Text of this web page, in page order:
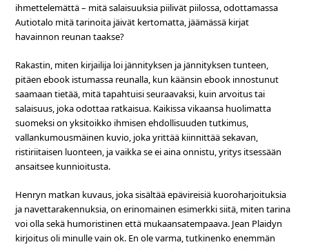
ihmettelemättä – mitä salaisuuksia piilivät piilossa, odottamassa
Autiotalo mitä tarinoita jäivät kertomatta, jäämässä kirjat
havainnon reunan taakse?
Rakastin, miten kirjailija loi jännityksen ja jännityksen tunteen,
pitäen ebook istumassa reunalla, kun käänsin ebook innostunut
saamaan tietää, mitä tapahtuisi seuraavaksi, kuin arvoitus tai
salaisuus, joka odottaa ratkaisua. Kaikissa vikaansa huolimatta
suomeksi on yksitoikko ihmisen ehdollisuuden tutkimus,
vallankumousmäinen kuvio, joka yrittää kiinnittää sekavan,
ristiriitaisen luonteen, ja vaikka se ei aina onnistu, yritys itsessään
ansaitsee kunnioitusta.
Henryn matkan kuvaus, joka sisältää epävireisiä kuoroharjoituksia
ja navettarakennuksia, on erinomainen esimerkki siitä, miten tarina
voi olla sekä humoristinen että mukaansatempaava. Jean Plaidyn
kirjoitus oli minulle vain ok. En ole varma, tutkinenko enemmän